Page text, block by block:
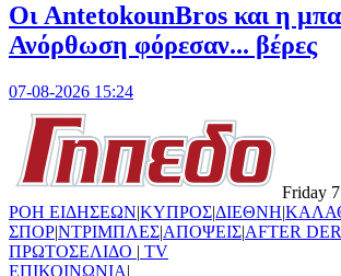
Oι AntetokounBros και η
Ανόρθωση φόρεσαν... βέρες
07-08-2026 15:24
Friday
ΡΟΗ ΕΙΔΗΣΕΩΝ|ΚΥΠΡΟΣ|ΔΙΕΘΝΗ|
ΣΠΟΡ|ΝΤΡΙΜΠΛΕΣ|ΑΠΟΨΕΙΣ|AFTER
ΠΡΩΤΟΣΕΛΙΔΟ | TV
ΕΠΙΚΟΙΝΩΝΙΑ|